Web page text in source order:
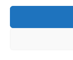
© 2026